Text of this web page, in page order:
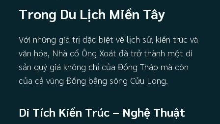
Trong Du Lịch Miền Tây
Với những giá trị đặc biệt về lịch sử, kiến trúc và
văn hóa, Nhà cổ Ông Xoát đã trở thành một di
sản quý giá không chỉ của Đồng Tháp mà còn
của cả vùng Đồng bằng sông Cửu Long.
Di Tích Kiến Trúc – Nghệ Thuật